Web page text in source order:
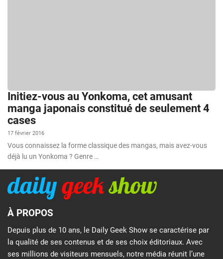
Initiez-vous au Yonkoma, cet amusant
manga japonais constitué de seulement 4
cases
17 février 2016
Vous connaissez la forme classique des mangas, mais avez-vous
déjà lu un Yonkoma ? Genre …
À PROPOS
Depuis plus de 10 ans, le Daily Geek Show se caractérise par
la qualité de ses contenus et de ses choix éditoriaux. Avec
ses millions de visiteurs mensuels, notre média réunit l’une